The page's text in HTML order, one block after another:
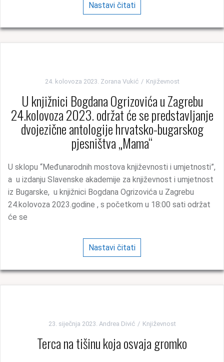
Nastavi čitati
24. kolovoza 2023. Zorana Vukić Književnost
U knjižnici Bogdana Ogrizovića u Zagrebu
24.kolovoza 2023. održat će se predstavljanje
dvojezične antologije hrvatsko-bugarskog
pjesništva „Mama“
U sklopu “Međunarodnih mostova književnosti i umjetnosti”,
a u izdanju Slavenske akademije za književnost i umjetnost
iz Bugarske, u knjižnici Bogdana Ogrizovića u Zagrebu
24.kolovoza 2023.godine , s početkom u 18:00 sati održat
će se
Nastavi čitati
23. siječnja 2023. Andrea Divić Književnost
Terca na tišinu koja osvaja gromko